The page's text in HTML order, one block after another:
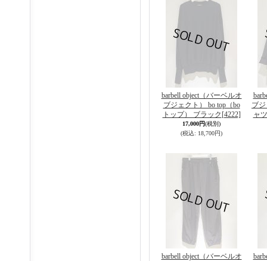
barbell object（バーベルオ
ブジェクト） bo top（bo
トップ） ブラック [4222]
17,000円(税別)
(税込: 18,700円)
ブ
ャ
barbell object（バーベルオ